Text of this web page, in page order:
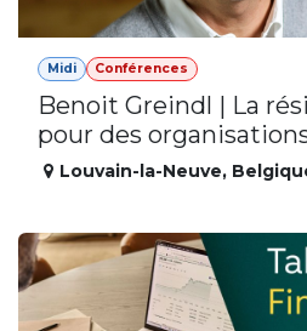
Midi Conférences
Benoit Greindl | La
pour des
Louvain-la-Neuve,